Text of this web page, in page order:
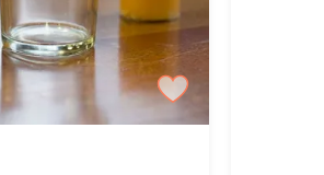
軟體，若產品瑕疵無法讀取僅接
如於送達後水洗或污損者。
衣褲、襪子、口罩等私人消耗
罩個人衛生用品除商品本身有